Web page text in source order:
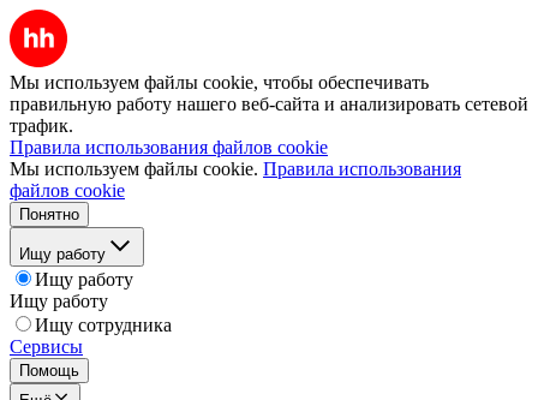
Мы используем файлы cookie, чтобы обеспечивать
правильную работу нашего веб-сайта и анализировать сетевой
трафик.
Правила использования файлов cookie
Мы используем файлы cookie. Правила использования
файлов cookie
Понятно
Ищу работу
Ищу работу
Ищу работу
Ищу сотрудника
Сервисы
Помощь